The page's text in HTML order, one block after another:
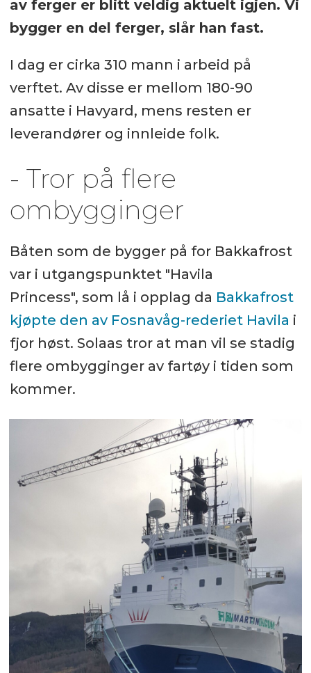
av ferger er blitt veldig aktuelt igjen. Vi
bygger en del ferger, slår han fast.
I dag er cirka 310 mann i arbeid på
verftet. Av disse er mellom 180-90
ansatte i Havyard, mens resten er
leverandører og innleide folk.
- Tror på flere
ombygginger
Båten som de bygger på for Bakkafrost
var i utgangspunktet "Havila
Princess", som lå i opplag da Bakkafrost
kjøpte den av Fosnavåg-rederiet Havila i
fjor høst. Solaas tror at man vil se stadig
flere ombygginger av fartøy i tiden som
kommer.